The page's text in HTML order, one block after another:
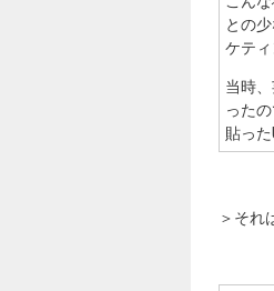
との
ケテ
当時
った
貼った
＞それ